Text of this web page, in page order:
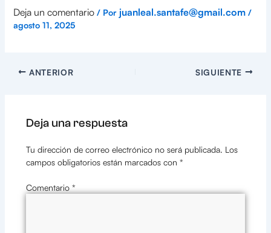
Deja un comentario / Por juanleal.santafe@gmail.com /
agosto 11, 2025
ANTERIOR SIGUIENTE
Deja una respuesta
Tu dirección de correo electrónico no será publicada. Los
campos obligatorios están marcados con *
Comentario *